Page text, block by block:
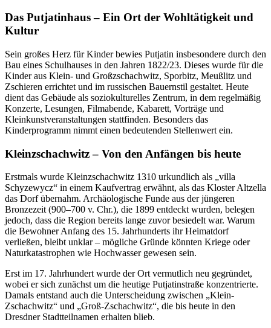
Das Putjatinhaus – Ein Ort der Wohltätigkeit und
Kultur
Sein großes Herz für Kinder bewies Putjatin insbesondere durch den
Bau eines Schulhauses in den Jahren 1822/23. Dieses wurde für die
Kinder aus Klein- und Großzschachwitz, Sporbitz, Meußlitz und
Zschieren errichtet und im russischen Bauernstil gestaltet. Heute
dient das Gebäude als soziokulturelles Zentrum, in dem regelmäßig
Konzerte, Lesungen, Filmabende, Kabarett, Vorträge und
Kleinkunstveranstaltungen stattfinden. Besonders das
Kinderprogramm nimmt einen bedeutenden Stellenwert ein.
Kleinzschachwitz – Von den Anfängen bis heute
Erstmals wurde Kleinzschachwitz 1310 urkundlich als „villa
Schyzewycz“ in einem Kaufvertrag erwähnt, als das Kloster Altzella
das Dorf übernahm. Archäologische Funde aus der jüngeren
Bronzezeit (900–700 v. Chr.), die 1899 entdeckt wurden, belegen
jedoch, dass die Region bereits lange zuvor besiedelt war. Warum
die Bewohner Anfang des 15. Jahrhunderts ihr Heimatdorf
verließen, bleibt unklar – mögliche Gründe könnten Kriege oder
Naturkatastrophen wie Hochwasser gewesen sein.
Erst im 17. Jahrhundert wurde der Ort vermutlich neu gegründet,
wobei er sich zunächst um die heutige Putjatinstraße konzentrierte.
Damals entstand auch die Unterscheidung zwischen „Klein-
Zschachwitz“ und „Groß-Zschachwitz“, die bis heute in den
Dresdner Stadtteilnamen erhalten blieb.